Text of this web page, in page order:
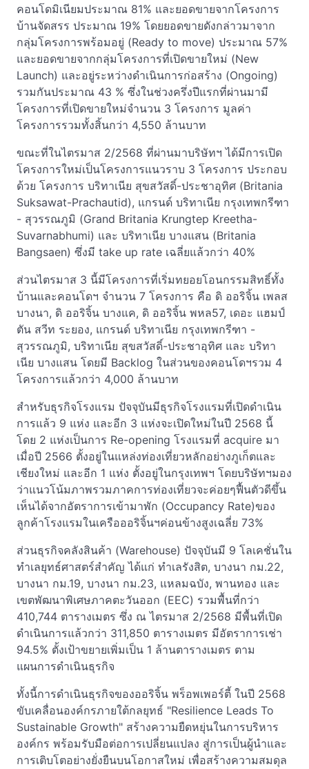
คอนโดมิเนียมประมาณ 81% และยอดขายจากโครงการ
บ้านจัดสรร ประมาณ 19% โดยยอดขายดังกล่าวมาจาก
กลุ่มโครงการพร้อมอยู่ (Ready to move) ประมาณ 57%
และยอดขายจากกลุ่มโครงการที่เปิดขายใหม่ (New
Launch) และอยู่ระหว่างดำเนินการก่อสร้าง (Ongoing)
รวมกันประมาณ 43 % ซึ่งในช่วงครึ่งปีแรกที่ผ่านมามี
โครงการที่เปิดขายใหม่จำนวน 3 โครงการ มูลค่า
โครงการรวมทั้งสิ้นกว่า 4,550 ล้านบาท
ขณะที่ในไตรมาส 2/2568 ที่ผ่านมาบริษัทฯ ได้มีการเปิด
โครงการใหม่เป็นโครงการแนวราบ 3 โครงการ ประกอบ
ด้วย โครงการ บริทาเนีย สุขสวัสดิ์-ประชาอุทิศ (Britania
Suksawat-Prachautid), แกรนด์ บริทาเนีย กรุงเทพกรีฑา
- สุวรรณภูมิ (Grand Britania Krungtep Kreetha-
Suvarnabhumi) และ บริทาเนีย บางแสน (Britania
Bangsaen) ซึ่งมี take up rate เฉลี่ยแล้วกว่า 40%
ส่วนไตรมาส 3 นี้มีโครงการที่เริ่มทยอยโอนกรรมสิทธิ์ทั้ง
บ้านและคอนโดฯ จำนวน 7 โครงการ คือ ดิ ออริจิ้น เพลส
บางนา, ดิ ออริจิ้น บางแค, ดิ ออริจิ้น พหล57, เดอะ แฮมป์
ตัน สวีท ระยอง, แกรนด์ บริทาเนีย กรุงเทพกรีฑา -
สุวรรณภูมิ, บริทาเนีย สุขสวัสดิ์-ประชาอุทิศ และ บริทา
เนีย บางแสน โดยมี Backlog ในส่วนของคอนโดฯรวม 4
โครงการแล้วกว่า 4,000 ล้านบาท
สำหรับธุรกิจโรงแรม ปัจจุบันมีธุรกิจโรงแรมที่เปิดดำเนิน
การแล้ว 9 แห่ง และอีก 3 แห่งจะเปิดใหม่ในปี 2568 นี้
โดย 2 แห่งเป็นการ Re-opening โรงแรมที่ acquire มา
เมื่อปี 2566 ตั้งอยู่ในแหล่งท่องเที่ยวหลักอย่างภูเก็ตและ
เชียงใหม่ และอีก 1 แห่ง ตั้งอยู่ในกรุงเทพฯ โดยบริษัทฯมอง
ว่าแนวโน้มภาพรวมภาคการท่องเที่ยวจะค่อยๆฟื้นตัวดีขึ้น
เห็นได้จากอัตราการเข้ามาพัก (Occupancy Rate)ของ
ลูกค้าโรงแรมในเครือออริจิ้นฯค่อนข้างสูงเฉลี่ย 73%
ส่วนธุรกิจคลังสินค้า (Warehouse) ปัจจุบันมี 9 โลเคชั่นใน
ทำเลยุทธ์ศาสตร์สำคัญ ได้แก่ ทำเลรังสิต, บางนา กม.22,
บางนา กม.19, บางนา กม.23, แหลมฉบัง, พานทอง และ
เขตพัฒนาพิเศษภาคตะวันออก (EEC) รวมพื้นที่กว่า
410,744 ตารางเมตร ซึ่ง ณ ไตรมาส 2/2568 มีพื้นที่เปิด
ดำเนินการแล้วกว่า 311,850 ตารางเมตร มีอัตราการเช่า
94.5% ตั้งเป้าขยายเพิ่มเป็น 1 ล้านตารางเมตร ตาม
แผนการดำเนินธุรกิจ
ทั้งนี้การดำเนินธุรกิจของออริจิ้น พร็อพเพอร์ตี้ ในปี 2568
ขับเคลื่อนองค์กรภายใต้กลยุทธ์ "Resilience Leads To
Sustainable Growth" สร้างความยืดหยุ่นในการบริหาร
องค์กร พร้อมรับมือต่อการเปลี่ยนแปลง สู่การเป็นผู้นำและ
การเติบโตอย่างยั่งยืนบนโอกาสใหม่ เพื่อสร้างความสมดุล